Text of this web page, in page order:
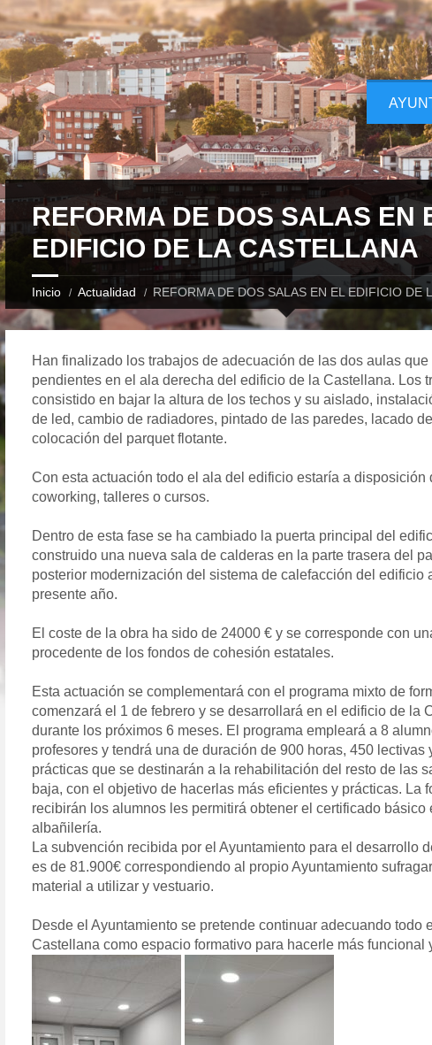
REFORMA DE DOS SALAS EN
EDIFICIO DE LA CASTELLANA
Inicio Actualidad REFORMA DE DOS SALAS EN EL EDIFICIO DE
Han finalizado los trabajos de adecuación de las dos aulas que
pendientes en el ala derecha del edificio de la Castellana. Los
consistido en bajar la altura de los techos y su aislado,
de led, cambio de radiadores, pintado de las paredes, lacado
colocación del parquet flotante.
Con esta actuación todo el ala del edificio estaría a disposición
coworking, talleres o cursos.
Dentro de esta fase se ha cambiado la puerta principal del
construido una nueva sala de calderas en la parte trasera del
posterior modernización del sistema de calefacción del edificio
presente año.
El coste de la obra ha sido de 24000 € y se corresponde con
procedente de los fondos de cohesión estatales.
Esta actuación se complementará con el programa mixto de
comenzará el 1 de febrero y se desarrollará en el edificio de la
durante los próximos 6 meses. El programa empleará a 8
profesores y tendrá una de duración de 900 horas, 450 lectivas
prácticas que se destinarán a la rehabilitación del resto de las
baja, con el objetivo de hacerlas más eficientes y prácticas. La
recibirán los alumnos les permitirá obtener el certificado básico
albañilería.
La subvención recibida por el Ayuntamiento para el desarrollo
es de 81.900€ correspondiendo al propio Ayuntamiento
material a utilizar y vestuario.
Desde el Ayuntamiento se pretende continuar adecuando todo
Castellana como espacio formativo para hacerle más funcional